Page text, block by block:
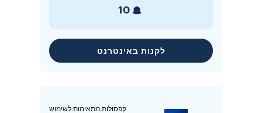
10
לקנות באינטרנט
קפסולות מתאימות לשימוש